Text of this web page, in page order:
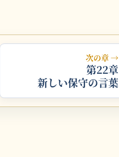
次の章 →
第22章
新しい保守の言葉